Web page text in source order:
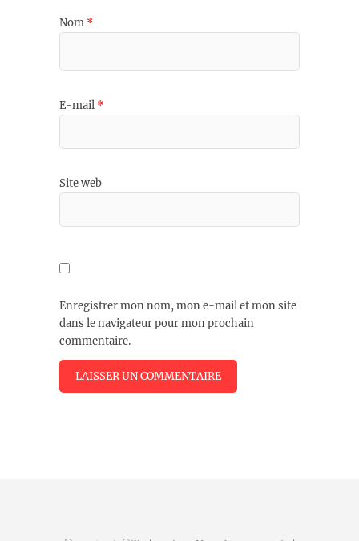
Nom *
E-mail *
Site web
Enregistrer mon nom, mon e-mail et mon site
dans le navigateur pour mon prochain
commentaire.